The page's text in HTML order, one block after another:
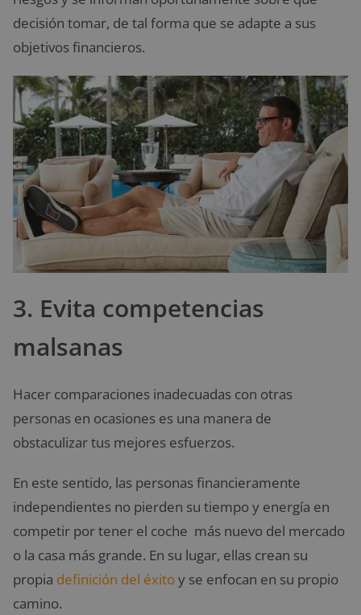
decisión tomar, de tal forma que se adapte a sus
objetivos financieros.
3. Evita competencias
malsanas
Hacer comparaciones inadecuadas con otras
personas en ocasiones es una manera de
obstaculizar tus mejores esfuerzos.
En este sentido, las personas financieramente
independientes no pierden su tiempo y energía en
competir por tener el coche más nuevo del mercado
o la casa más grande. En su lugar, ellas crean su
propia definición del éxitoy se enfocan en su propio
camino.